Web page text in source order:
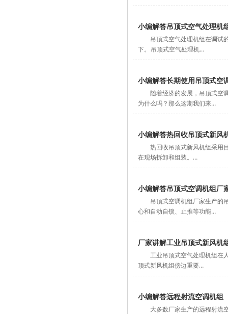
小编解答吊顶式空气处理机
吊顶式空气处理机组在调试
下。 吊顶式空气处理机…
小编解答长期使用吊顶式空
随着经济的发展，吊顶式空
为什么吗？那么这期我们来…
小编解答热回收吊顶式新风
热回收吊顶式新风机组采用
在现场拆卸和组装。…
小编解答吊顶式空调机组厂
吊顶式空调机组厂家生产的
心和自动自锁、止推等功能…
厂家讲解工业吊顶式新风机
工业吊顶式空气处理机组在
顶式新风机组傍边重要…
小编解答远程射流空调机组
大多数厂家生产的远程射流